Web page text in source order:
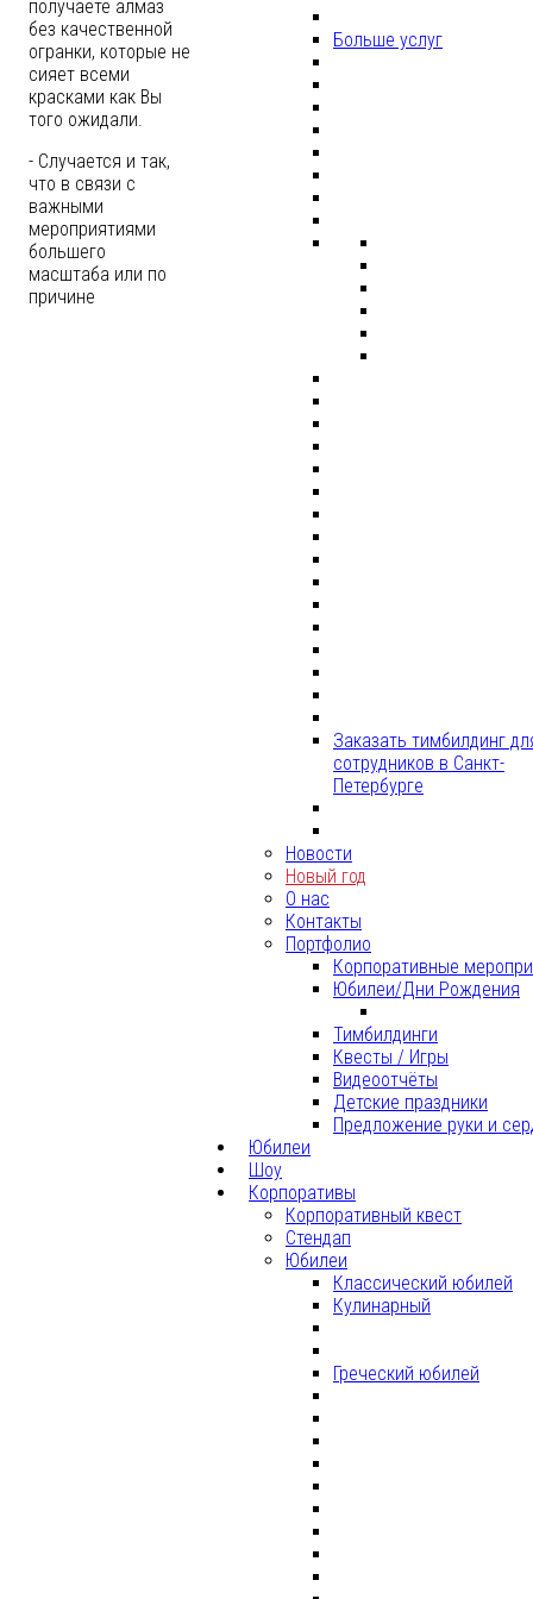
Больше услуг
Заказать тимбилдинг
сотрудников в Санкт-
Петербурге
Новости
Новый год
О нас
Контакты
Портфолио
Корпоративные
Юбилеи/Дни Рождения
Тимбилдинги
Квесты / Игры
Видеоотчёты
Детские праздники
Предложение руки и
Юбилеи
Шоу
Корпоративы
Корпоративный квест
Стендап
Юбилеи
Классический юбилей
Кулинарный
Греческий юбилей
получаете алмаз
без качественной
огранки, которые не
сияет всеми
красками как Вы
того ожидали.
- Случается и так,
что в связи с
важными
мероприятиями
большего
масштаба или по
причине